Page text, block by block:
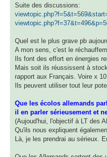
Suite des discussions:
Quel est le plus grave pb
A mon sens, c'est le
Ils font des effort en énergies
Mais soit ils réussissent à
rapport aux Français. Voire x
Ils peuvent utiliser tout leur
Que les écolos allemands
il en parler sérieusement et
(Aujoud'hui, l'objectif à LT des
Qu'ils nous expliquent
Là, je les prendrai au sérieux.